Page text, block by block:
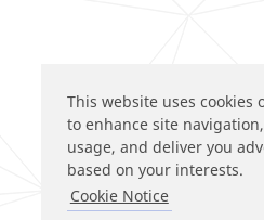
This website uses cookies
to enhance site
usage, and deliver you
based on your interests.
Cookie Notice